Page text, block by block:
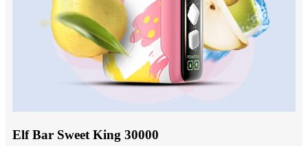
Elf Bar Sweet King 30000